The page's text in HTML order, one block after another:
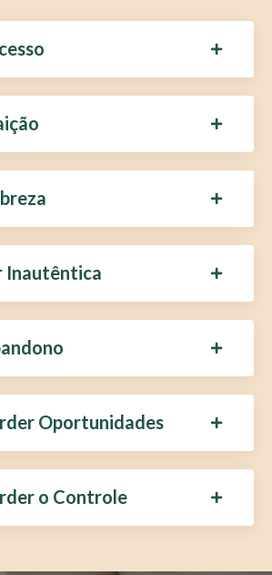
Inautêntica
Oportunidades
o Controle